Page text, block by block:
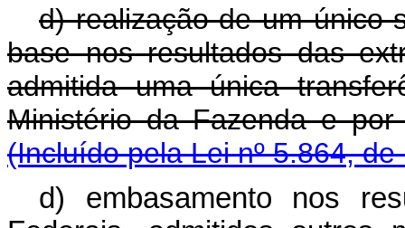
d) realização de um único
base nos resultados das
admitida uma única
Ministério da Fazenda
(Incluído pela Lei nº 5.864,
d) embasamento nos